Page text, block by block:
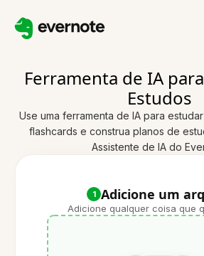
Ferramenta de IA
Estudos
Use uma ferramenta de IA para
flashcards e construa planos de
Assistente de IA do
1 Adicione um
Adicione qualquer coisa que